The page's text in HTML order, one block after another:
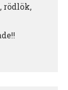
rödlök,